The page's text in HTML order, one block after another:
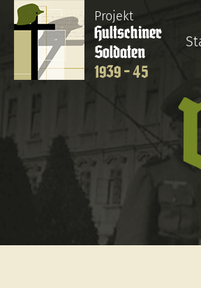
Projekt
Hultschiner
Soldaten
1939 - 45